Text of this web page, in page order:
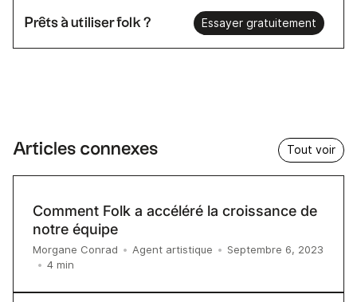
Prêts à utiliser folk ? Essayer gratuitement
Articles connexes Tout voir
Comment Folk a accéléré la croissance de
notre équipe
Morgane Conrad • Agent artistique • Septembre 6, 2023
• 4 min